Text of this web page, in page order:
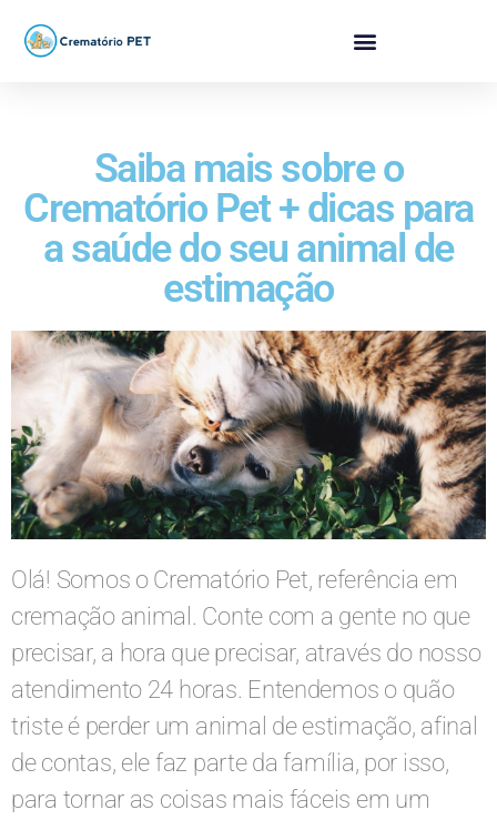
Saiba mais sobre o
Crematório Pet + dicas para
a saúde do seu animal de
estimação
Olá! Somos o Crematório Pet, referência em
cremação animal. Conte com a gente no que
precisar, a hora que precisar, através do nosso
atendimento 24 horas. Entendemos o quão
triste é perder um animal de estimação, afinal
de contas, ele faz parte da família, por isso,
para tornar as coisas mais fáceis em um